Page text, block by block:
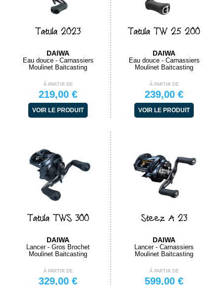
Tatula 2023
DAIWA
Eau douce - Carnassiers
Moulinet Baitcasting
À PARTIR DE
219,00 €
VOIR LE PRODUIT
Tatula TW 25 200
DAIWA
Eau douce - Carnassiers
Moulinet Baitcasting
À PARTIR DE
239,00 €
VOIR LE PRODUIT
Tatula TWS 300
DAIWA
Lancer - Gros Brochet
Moulinet Baitcasting
À PARTIR DE
329,00 €
Steez A 23
DAIWA
Lancer - Carnassiers
Moulinet Baitcasting
À PARTIR DE
599,00 €